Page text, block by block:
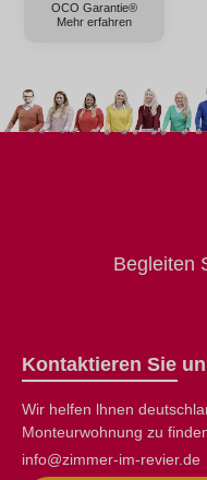
OCO Garantie®
Mehr erfahren
Begleiten
Kontaktieren Sie
Wir helfen lhnen
Monteurwohnung zu
info@zimmer-im-revier.de